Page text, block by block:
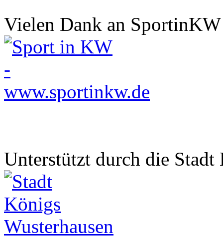
Vielen Dank an SportinKW
Unterstützt durch die Stadt